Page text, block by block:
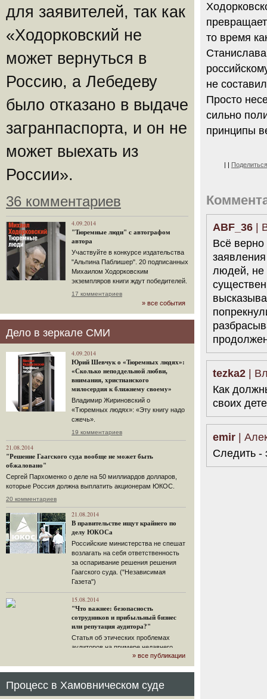
для заявителей, так как
«Ходорковский не
может вернуться в
Россию, а Лебедеву
было отказано в выдаче
загранпаспорта, и он не
может выехать из
России».
36 комментариев
4.09.2014
"Тюремные люди" с автографом
автора
Участвуйте в конкурсе издательства
"Альпина Паблишер". 20 подписанных
Михаилом Ходорковским
экземпляров книги ждут победителей.
17 комментариев
» все события
Дело в зеркале СМИ
4.09.2014
Юрий Шевчук о «Тюремных людях»:
«Сколько неподдельной любви,
внимания, христианского
милосердия к ближнему своему»
Владимир Жириновский о
«Тюремных людях»: «Эту книгу надо
сжечь».
19 комментариев
21.08.2014
"Решение Гаагского суда вообще не может быть
обжаловано"
Сергей Пархоменко о деле на 50 миллиардов долларов,
которые Россия должна выплатить акционерам ЮКОС.
20 комментариев
21.08.2014
В правительстве ищут крайнего по
делу ЮКОСа
Российские министерства не спешат
возлагать на себя ответственность
за оспаривание решения решения
Гаагского суда. ("Независимая
Газета")
15.08.2014
"Что важнее: безопасность
сотрудников и прибыльный бизнес
или репутация аудитора?"
Статья об этических проблемах
аудиторов на примере недавнего
громкого арбитражного решения по
ЮКОСу. (navalny.com)
15.08.2014
» все публикации
Процесс в Хамовническом суде
то время
не
Просто
сильно
принципы
| | Поделиться
ABF_36 |
Всё
людей, не
tezka2 |
Как
своих
emir |
Следить -